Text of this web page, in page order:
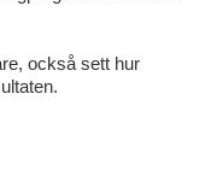
också sett hur